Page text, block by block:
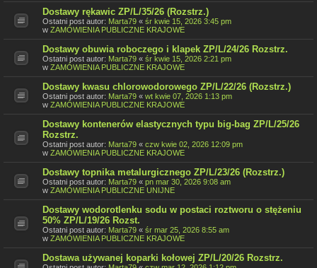
Dostawy rękawic ZP/L/35/26 (Rozstrz.)
Ostatni post autor: Marta79 « śr kwie 15, 2026 3:45 pm
w ZAMÓWIENIA PUBLICZNE KRAJOWE
Dostawy obuwia roboczego i klapek ZP/L/24/26 Rozstrz.
Ostatni post autor: Marta79 « śr kwie 15, 2026 2:21 pm
w ZAMÓWIENIA PUBLICZNE KRAJOWE
Dostawy kwasu chlorowodorowego ZP/L/22/26 (Rozstrz.)
Ostatni post autor: Marta79 « wt kwie 07, 2026 1:13 pm
w ZAMÓWIENIA PUBLICZNE KRAJOWE
Dostawy kontenerów elastycznych typu big-bag ZP/L/25/26
Rozstrz.
Ostatni post autor: Marta79 « czw kwie 02, 2026 12:09 pm
w ZAMÓWIENIA PUBLICZNE KRAJOWE
Dostawy topnika metalurgicznego ZP/L/23/26 (Rozstrz.)
Ostatni post autor: Marta79 « pn mar 30, 2026 9:08 am
w ZAMÓWIENIA PUBLICZNE UNIJNE
Dostawy wodorotlenku sodu w postaci roztworu o stężeniu
50% ZP/L/19/26 Rozst.
Ostatni post autor: Marta79 « śr mar 25, 2026 8:55 am
w ZAMÓWIENIA PUBLICZNE KRAJOWE
Dostawa używanej koparki kołowej ZP/L/20/26 Rozstrz.